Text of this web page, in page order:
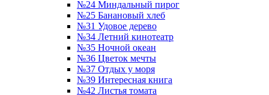
№24 Миндальный пирог
№25 Банановый хлеб
№31 Удовое дерево
№34 Летний кинотеатр
№35 Ночной океан
№36 Цветок мечты
№37 Отдых у моря
№39 Интересная книга
№42 Листья томата